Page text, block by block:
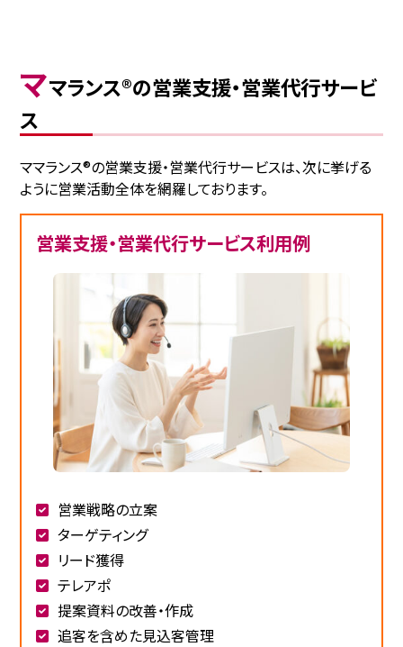
ママランス®の営業支援・営業代行サービ
ス
ママランス®の営業支援・営業代行サービスは、次に挙げる
ように営業活動全体を網羅しております。
営業支援・営業代行サービス利用例
営業戦略の立案
ターゲティング
リード獲得
テレアポ
提案資料の改善・作成
追客を含めた見込客管理